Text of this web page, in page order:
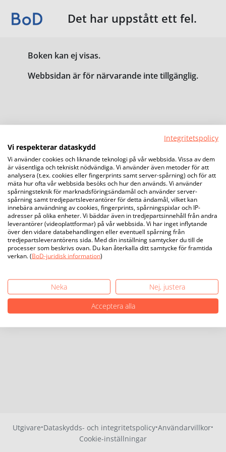
Det har uppstått ett fel.
Boken kan ej visas.
Webbsidan är för närvarande inte tillgänglig.
Utgivare·Dataskydds- och integritetspolicy·Användarvillkor·
Cookie-inställningar
Integritetspolicy
Vi respekterar dataskydd
Vi använder cookies och liknande teknologi på vår webbsida. Vissa av dem
är väsentliga och tekniskt nödvändiga. Vi använder även metoder för att
analysera (t.ex. cookies eller fingerprints samt server-spårning) och för att
mäta hur ofta vår webbsida besöks och hur den används. Vi använder
spårningsteknik för marknadsföringsändamål och använder server-
spårning samt tredjepartsleverantörer för detta ändamål, vilket kan
innebära användning av cookies, fingerprints, spårningspixlar och IP-
adresser på olika enheter. Vi bäddar även in tredjepartsinnehåll från andra
leverantörer (videoplattformar) på vår webbsida. Vi har inget inflytande
över den vidare databehandlingen eller eventuell spårning från
tredjepartsleverantörens sida. Med din inställning samtycker du till de
processer som beskrivs ovan. Du kan återkalla ditt samtycke för framtida
verkan. (BoD-juridisk information)
Neka
Nej, justera
Acceptera alla